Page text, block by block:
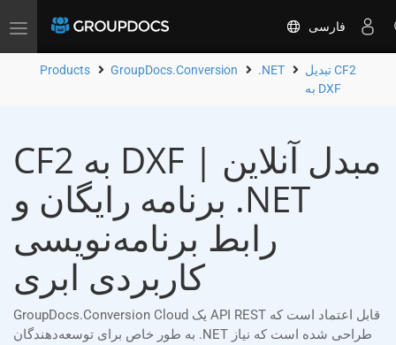
Toggle
فارسی
Products GroupDocs.Conversion .NET
تبدیل CF2
به DXF
CF2 به DXF مبدل آنلاین |
برنامه رایگان و .NET
رابط برنامه‌نویسی
کاربردی ابری
GroupDocs.Conversion Cloud یک API REST قابل اعتماد است که
به طور خاص برای توسعه‌دهندگان .NET طراحی شده است که نیاز